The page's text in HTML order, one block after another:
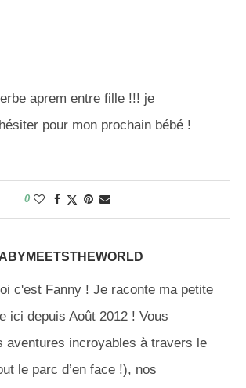
aprem entre fille !!! je
pour mon prochain bébé !
0
c'est Fanny ! Je raconte ma petite
ici depuis Août 2012 ! Vous
aventures incroyables à travers le
le parc d’en face !), nos